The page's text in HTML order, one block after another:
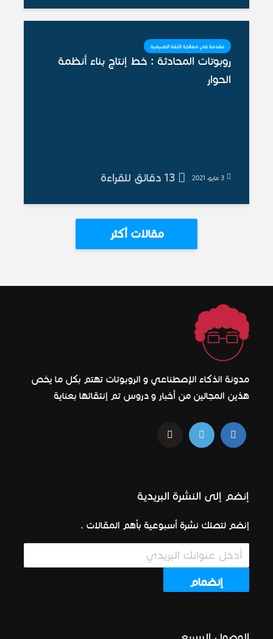
مقدمة في معالجة اللغة الطبيعية
روبوتات المحادثة : خط إنتاج بناء أنظمة
الحوار
3 مايو، 2021 13 دقائق للقراءة
مقالات أكثر
مدونة الذكاء الإصطناعي و الروبوتات تهتم بكل ما يخص
هذين المجالين من أخبار و دروس تم إنتقائها بعناية
إنضم إلى النشرة البريدية
إنضم لتصلك نشرة أسبوعية بأهم المقالات .